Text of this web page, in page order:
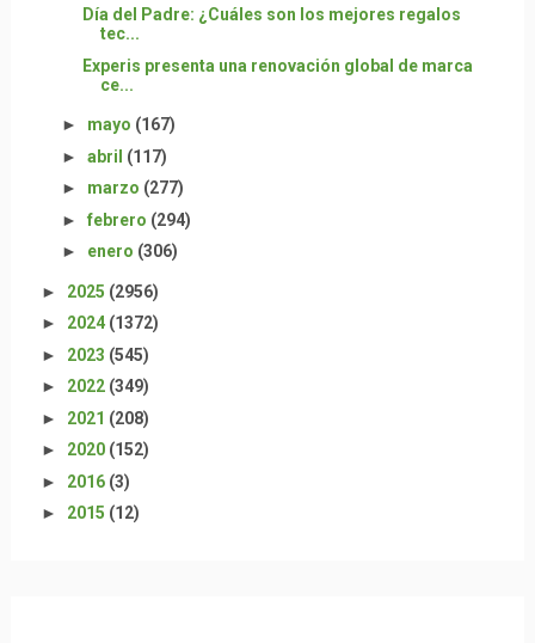
Día del Padre: ¿Cuáles son los mejores regalos
tec...
Experis presenta una renovación global de marca
ce...
► mayo (167)
► abril (117)
► marzo (277)
► febrero (294)
► enero (306)
► 2025 (2956)
► 2024 (1372)
► 2023 (545)
► 2022 (349)
► 2021 (208)
► 2020 (152)
► 2016 (3)
► 2015 (12)